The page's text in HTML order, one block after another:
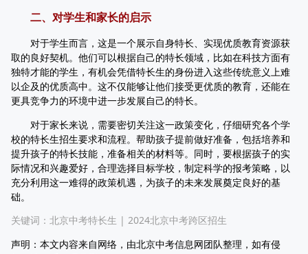
二、对学生和家长的启示
对于学生而言，这是一个展示自身特长、实现优质教育资源获
取的良好契机。他们可以根据自己的特长领域，比如在科技方面有
独特才能的学生，有机会凭借特长生的身份进入这些传统意义上难
以企及的优质高中。这不仅能够让他们接受更优质的教育，还能在
更具竞争力的环境中进一步发展自己的特长。
对于家长来说，需要密切关注这一政策变化，仔细研究各个学
校的特长生招生要求和流程。帮助孩子提前做好准备，包括培养和
提升孩子的特长技能，准备相关的材料等。同时，要根据孩子的实
际情况和兴趣爱好，合理选择目标学校，制定科学的报考策略，以
充分利用这一难得的政策机遇，为孩子的未来发展奠定良好的基
础。
关键词： 北京中考特长生 | 2024北京中考跨区招生
声明：本文内容来自网络，由北京中考信息网团队整理，如有侵